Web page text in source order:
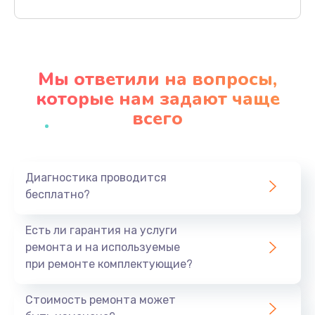
Заказать
Профилактическая чистка
Заказать
1440 руб.
Мы ответили на вопросы,
которые нам задают чаще
всего
Диагностика проводится
бесплатно?
Есть ли гарантия на услуги
ремонта и на используемые
при ремонте комплектующие?
Стоимость ремонта может